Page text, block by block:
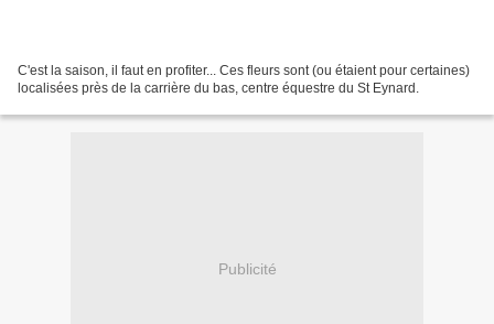
C'est la saison, il faut en profiter... Ces fleurs sont (ou étaient pour certaines)
localisées près de la carrière du bas, centre équestre du St Eynard.
Publicité